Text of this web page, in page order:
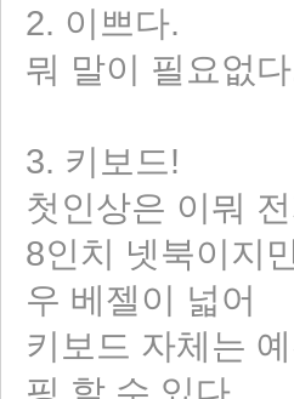
2. 이쁘다.
뭐 말이 필요없
3. 키보드!
첫인상은 이뭐
8인치 넷북이지
우 베젤이 넓어
키보드 자체는